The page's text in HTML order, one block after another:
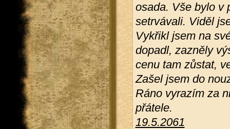
osada. Vše bylo v
setrvávali. Viděl
Vykřikl jsem na
dopadl, zazněly
cenu tam zůstat,
Zašel jsem do
Ráno vyrazím za
přátele.
19.5.2061